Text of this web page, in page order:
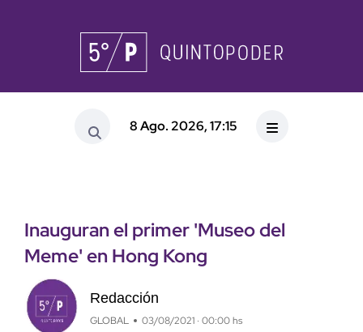
8 Ago. 2026, 17:15
Inauguran el primer 'Museo del
Meme' en Hong Kong
Redacción
GLOBAL 03/08/2021 · 00:00 hs